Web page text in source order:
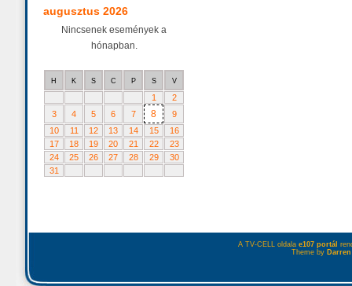
augusztus 2026
Nincsenek események a
hónapban.
H K S C P S V
1
2
3
4 5 6 7 8
9
10
11 12 13 14 15
16
17
18 19 20 21 22
23
24
25 26 27 28 29
30
31
A TV-CELL oldala e107 portál
Theme by